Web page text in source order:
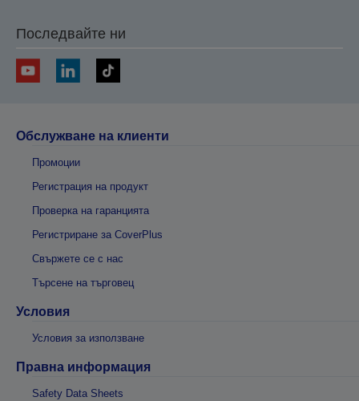
Последвайте ни
Обслужване на клиенти
Промоции
Регистрация на продукт
Проверка на гаранцията
Регистриране за CoverPlus
Свържете се с нас
Търсене на търговец
Условия
Условия за използване
Правна информация
Safety Data Sheets